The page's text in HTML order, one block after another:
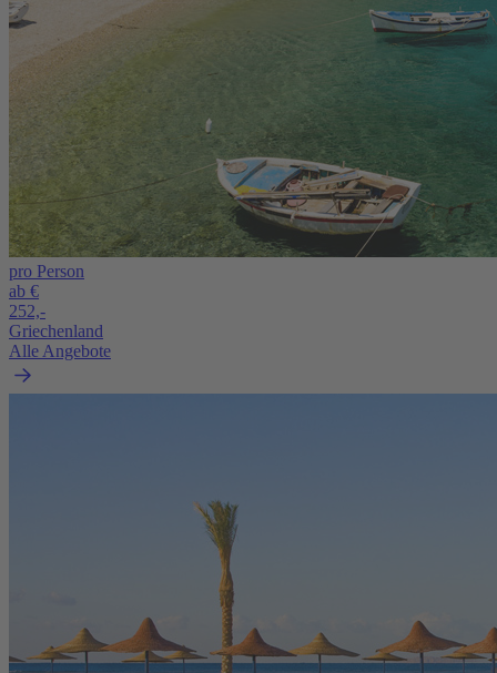
pro Person
ab €
252,-
Griechenland
Alle Angebote